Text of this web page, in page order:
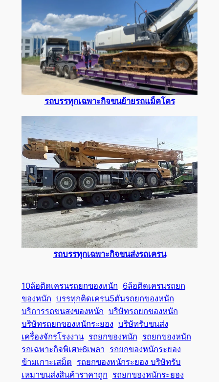
รถบรรทุกเฉพาะกิจขนย้ายรถแม็คโคร
รถบรรทุกเฉพาะกิจขนส่งรถเครน
10ล้อติดเครนรถยกของหนัก 6ล้อติดเครนรถยก
ของหนัก บรรทุกติดเครน5ตันรถยกของหนัก
บริการรถขนสงของหนัก บริษัทรถยกของหนัก
บริษัทรถยกของหนักระยอง บริษัทรับขนส่ง
เครื่องจักรโรงงาน รถยกของหนัก รถยกของหนัก
รถเฉพาะกิจพิเศษ6เพลา รถยกของหนักระยอง
ข้ามเกาะเสม็ด รถยกของหนักระยอง บริษัทรับ
เหมาขนส่งสินค้าราคาถูก รถยกของหนักระยอง